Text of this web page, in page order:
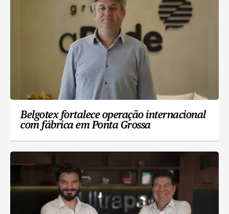
Belgotex fortalece operação internacional
com fábrica em Ponta Grossa